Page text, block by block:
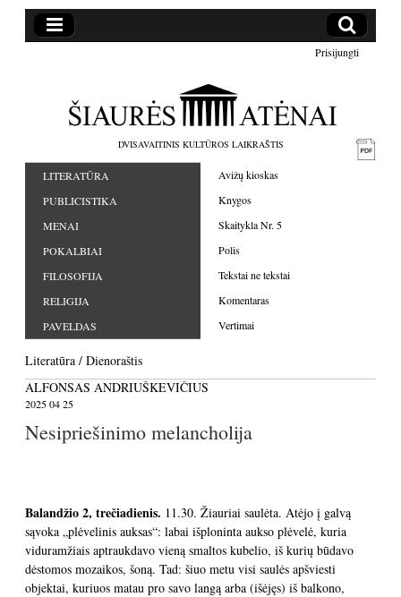
Prisijungti
DVISAVAITINIS KULTŪROS LAIKRAŠTIS
LITERATŪRA
PUBLICISTIKA
MENAI
POKALBIAI
FILOSOFIJA
RELIGIJA
PAVELDAS
Avižų kioskas
Knygos
Skaitykla Nr. 5
Polis
Tekstai ne tekstai
Komentaras
Vertimai
Literatūra / Dienoraštis
ALFONSAS ANDRIUŠKEVIČIUS
2025 04 25
Nesipriešinimo melancholija
Balandžio 2, trečiadienis. 11.30. Žiauriai saulėta. Atėjo į galvą
sąvoka „plėvelinis auksas“: labai išploninta aukso plėvelė, kuria
viduramžiais aptraukdavo vieną smaltos kubelio, iš kurių būdavo
dėstomos mozaikos, šoną. Tad: šiuo metu visi saulės apšviesti
objektai, kuriuos matau pro savo langą arba (išėjęs) iš balkono,